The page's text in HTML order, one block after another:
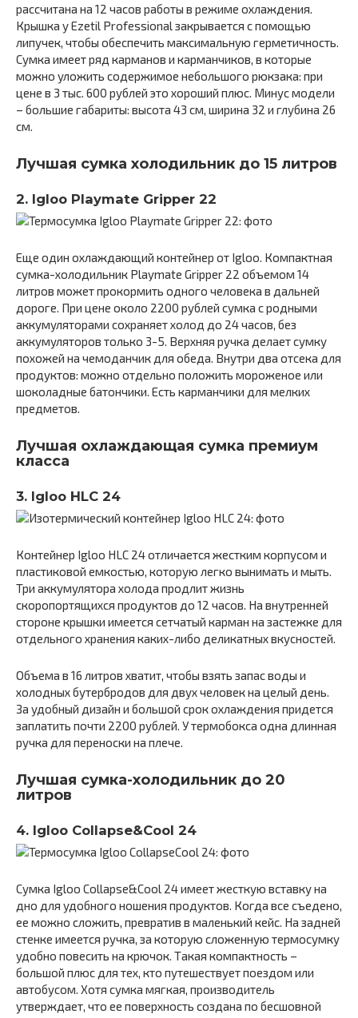
рассчитана на 12 часов работы в режиме охлаждения.
Крышка у Ezetil Professional закрывается с помощью
липучек, чтобы обеспечить максимальную герметичность.
Сумка имеет ряд карманов и карманчиков, в которые
можно уложить содержимое небольшого рюкзака: при
цене в 3 тыс. 600 рублей это хороший плюс. Минус модели
– большие габариты: высота 43 см, ширина 32 и глубина 26
см.
Лучшая сумка холодильник до 15 литров
2. Igloo Playmate Gripper 22
Еще один охлаждающий контейнер от Igloo. Компактная
сумка-холодильник Playmate Gripper 22 объемом 14
литров может прокормить одного человека в дальней
дороге. При цене около 2200 рублей сумка с родными
аккумуляторами сохраняет холод до 24 часов, без
аккумуляторов только 3-5. Верхняя ручка делает сумку
похожей на чемоданчик для обеда. Внутри два отсека для
продуктов: можно отдельно положить мороженое или
шоколадные батончики. Есть карманчики для мелких
предметов.
Лучшая охлаждающая сумка премиум
класса
3. Igloo HLC 24
Контейнер Igloo HLC 24 отличается жестким корпусом и
пластиковой емкостью, которую легко вынимать и мыть.
Три аккумулятора холода продлит жизнь
скоропортящихся продуктов до 12 часов. На внутренней
стороне крышки имеется сетчатый карман на застежке для
отдельного хранения каких-либо деликатных вкусностей.
Объема в 16 литров хватит, чтобы взять запас воды и
холодных бутербродов для двух человек на целый день.
За удобный дизайн и большой срок охлаждения придется
заплатить почти 2200 рублей. У термобокса одна длинная
ручка для переноски на плече.
Лучшая сумка-холодильник до 20
литров
4. Igloo Collapse&Cool 24
Сумка Igloo Collapse&Cool 24 имеет жесткую вставку на
дно для удобного ношения продуктов. Когда все съедено,
ее можно сложить, превратив в маленький кейс. На задней
стенке имеется ручка, за которую сложенную термосумку
удобно повесить на крючок. Такая компактность –
большой плюс для тех, кто путешествует поездом или
автобусом. Хотя сумка мягкая, производитель
утверждает, что ее поверхность создана по бесшовной